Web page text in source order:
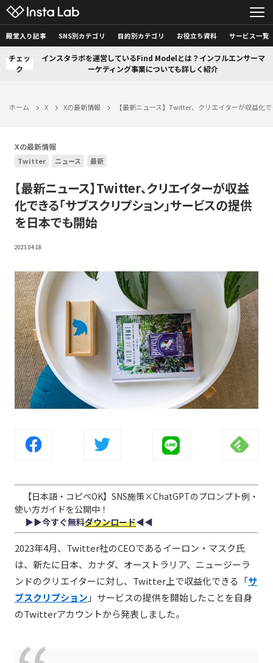
殿堂入り記事 SNS別カテゴリ 目的別カテゴリ お役立ち資料 サービス一覧
チェッ
ク
インスタラボを運営しているFind Modelとは？インフルエンサーマ
ーケティング事業についても詳しく紹介
ホーム X Xの最新情報 【最新ニュース】Twitter、クリエイターが収益化
Xの最新情報
Twitter ニュース 最新
【最新ニュース】Twitter、クリエイターが収益
化できる「サブスクリプション」サービスの提供
を日本でも開始
2023.04.18
【日本語・コピペOK】SNS施策×ChatGPTのプロンプト例・
使い方ガイドを公開中！
▶︎▶︎今すぐ無料ダウンロード◀︎◀︎
2023年4月、Twitter社のCEOであるイーロン・マスク氏
は、新たに日本、カナダ、オーストラリア、ニュージーラ
ンドのクリエイターに対し、Twitter上で収益化できる「サ
ブスクリプション 」サービスの提供を開始したことを自身
のTwitterアカウントから発表しました。